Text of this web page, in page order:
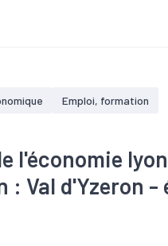
Emploi, formation
l'économie
: Val d'Yzeron -